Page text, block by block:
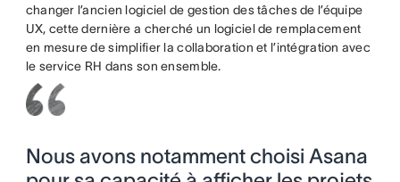
changer l’ancien logiciel de gestion des tâches de l’équipe
UX, cette dernière a cherché un logiciel de remplacement
en mesure de simplifier la collaboration et l’intégration avec
le service RH dans son ensemble.
Nous avons notamment choisi Asana